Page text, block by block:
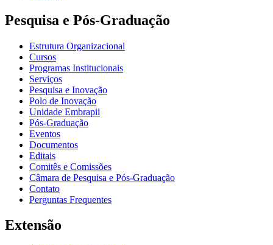
Pesquisa e Pós-Graduação
Estrutura Organizacional
Cursos
Programas Institucionais
Serviços
Pesquisa e Inovação
Polo de Inovação
Unidade Embrapii
Pós-Graduação
Eventos
Documentos
Editais
Comitês e Comissões
Câmara de Pesquisa e Pós-Graduação
Contato
Perguntas Frequentes
Extensão